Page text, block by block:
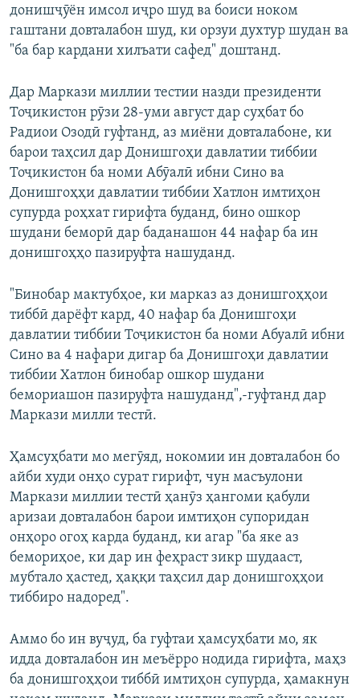
донишҷӯён имсол иҷро шуд ва боиси ноком
гаштани довталабон шуд, ки орзуи духтур шудан ва
"ба бар кардани хилъати сафед" доштанд.
Дар Маркази миллии тестии назди президенти
Тоҷикистон рӯзи 28-уми август дар суҳбат бо
Радиои Озодӣ гуфтанд, аз миёни довталабоне, ки
барои таҳсил дар Донишгоҳи давлатии тиббии
Тоҷикистон ба номи Абӯалӣ ибни Сино ва
Донишгоҳҳи давлатии тиббии Хатлон имтиҳон
супурда роҳхат гирифта буданд, бино ошкор
шудани беморӣ дар баданашон 44 нафар ба ин
донишгоҳҳо пазируфта нашуданд.
"Бинобар мактубҳое, ки марказ аз донишгоҳҳои
тиббӣ дарёфт кард, 40 нафар ба Донишгоҳи
давлатии тиббии Тоҷикистон ба номи Абуалӣ ибни
Сино ва 4 нафари дигар ба Донишгоҳи давлатии
тиббии Хатлон бинобар ошкор шудани
бемориашон пазируфта нашуданд",-гуфтанд дар
Маркази милли тестӣ.
Ҳамсуҳбати мо мегӯяд, нокомии ин довталабон бо
айби худи онҳо сурат гирифт, чун масъулони
Маркази миллии тестӣ ҳанӯз ҳангоми қабули
аризаи довталабон барои имтиҳон супоридан
онҳоро огоҳ карда буданд, ки агар "ба яке аз
бемориҳое, ки дар ин феҳраст зикр шудааст,
мубтало ҳастед, ҳаққи таҳсил дар донишгоҳҳои
тиббиро надоред".
Аммо бо ин вуҷуд, ба гуфтаи ҳамсуҳбати мо, як
идда довталабон ин меъёрро нодида гирифта, маҳз
ба донишгоҳҳои тиббӣ имтиҳон супурда, ҳамакнун